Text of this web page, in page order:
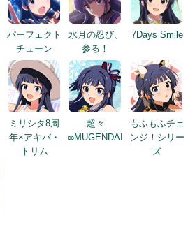
パーフェクト
チューン
水月の忍び、
参る！
7Days Smile
ミリシタ8周
年×アキバ・
トリム
超々
∞MUGENDAI
もふもふチェ
ンジ！シリー
ズ